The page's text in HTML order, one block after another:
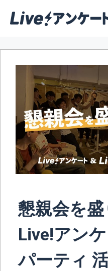
懇親会を盛
Live!アン
パーティ